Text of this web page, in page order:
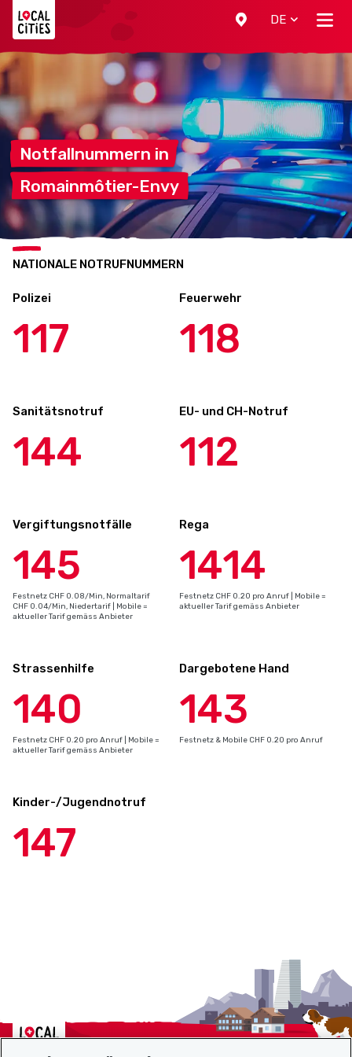
DE
Notfallnummern in
Romainmôtier-Envy
NATIONALE NOTRUFNUMMERN
Polizei
117
Feuerwehr
118
Sanitätsnotruf
144
EU- und CH-Notruf
112
Vergiftungsnotfälle
145
Festnetz CHF 0.08/Min, Normaltarif
CHF 0.04/Min, Niedertarif | Mobile =
aktueller Tarif gemäss Anbieter
Rega
1414
Festnetz CHF 0.20 pro Anruf | Mobile =
aktueller Tarif gemäss Anbieter
Strassenhilfe
140
Festnetz CHF 0.20 pro Anruf | Mobile =
aktueller Tarif gemäss Anbieter
Dargebotene Hand
143
Festnetz & Mobile CHF 0.20 pro Anruf
Kinder-/Jugendnotruf
147
Localcities